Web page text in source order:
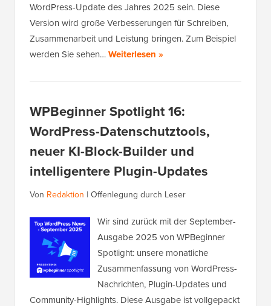
WordPress-Update des Jahres 2025 sein. Diese
Version wird große Verbesserungen für Schreiben,
Zusammenarbeit und Leistung bringen. Zum Beispiel
werden Sie sehen…Weiterlesen »
WPBeginner Spotlight 16:
WordPress-Datenschutztools,
neuer KI-Block-Builder und
intelligentere Plugin-Updates
Von Redaktion | Offenlegung durch Leser
Wir sind zurück mit der September-
Ausgabe 2025 von WPBeginner
Spotlight: unsere monatliche
Zusammenfassung von WordPress-
Nachrichten, Plugin-Updates und
Community-Highlights. Diese Ausgabe ist vollgepackt